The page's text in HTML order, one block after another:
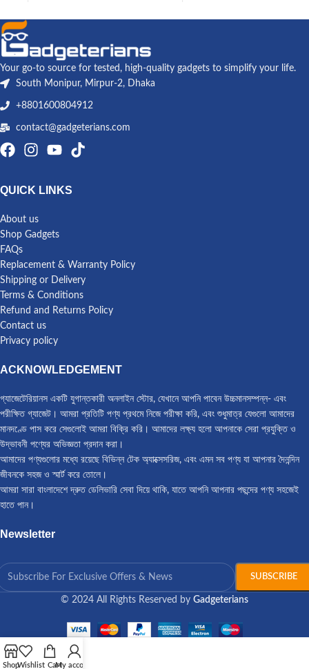
Your go-to source for tested, high-quality gadgets to simplify your life.
South Monipur, Mirpur-2, Dhaka
+8801600804912
contact@gadgeterians.com
QUICK LINKS
About us
Shop Gadgets
FAQs
Replacement & Warranty Policy
Shipping or Delivery
Terms & Conditions
Refund and Returns Policy
Contact us
Privacy policy
ACKNOWLEDGEMENT
গ্যাজেটেরিয়ানস একটি যুগান্তকারী অনলাইন স্টোর, যেখানে আপনি পাবেন উচ্চমানসম্পন্ন- এবং
পরীক্ষিত গ্যাজেট। আমরা প্রতিটি পণ্য প্রথমে নিজে পরীক্ষা করি, এবং শুধুমাত্র যেগুলো আমাদের
মানদণ্ডে পাস করে সেগুলোই আমরা বিক্রি করি। আমাদের লক্ষ্য হলো আপনাকে সেরা প্রযুক্তি ও
উদ্ভাবনী পণ্যের অভিজ্ঞতা প্রদান করা।
আমাদের পণ্যগুলোর মধ্যে রয়েছে বিভিন্ন টেক অ্যাক্সেসরিজ, এবং এমন সব পণ্য যা আপনার দৈনন্দিন
জীবনকে সহজ ও স্মার্ট করে তোলে।
আমরা সারা বাংলাদেশে দ্রুত ডেলিভারি সেবা দিয়ে থাকি, যাতে আপনি আপনার পছন্দের পণ্য সহজেই
হাতে পান।
Newsletter
© 2024 All Rights Reserved by Gadgeterians
ShopWishlist CartMy account